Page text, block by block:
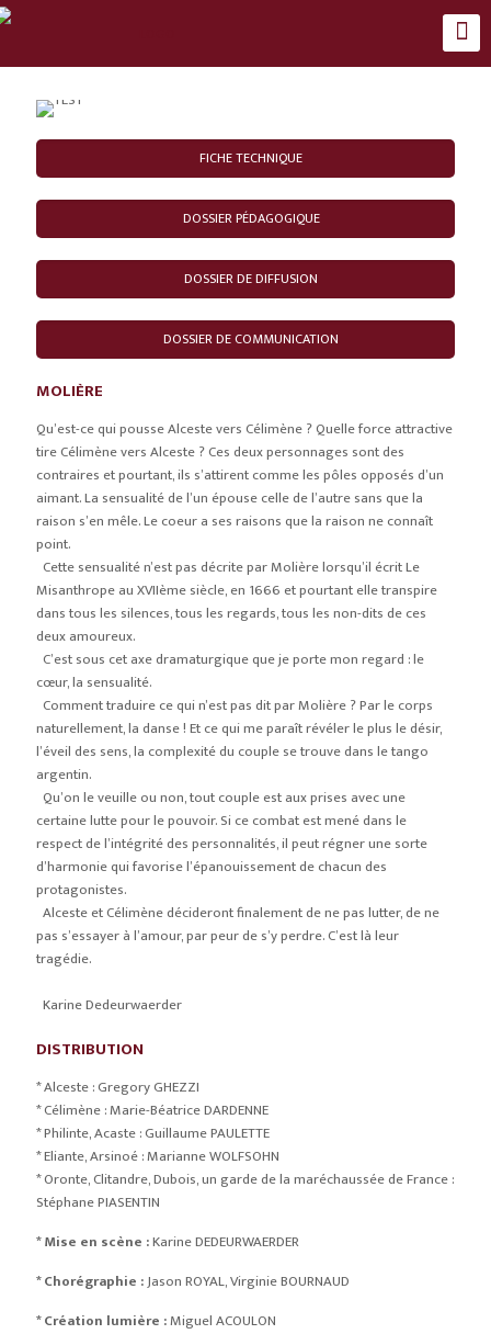
FICHE TECHNIQUE
DOSSIER PÉDAGOGIQUE
DOSSIER DE DIFFUSION
DOSSIER DE COMMUNICATION
MOLIÈRE
Qu’est-ce qui pousse Alceste vers Célimène ? Quelle force attractive
tire Célimène vers Alceste ? Ces deux personnages sont des
contraires et pourtant, ils s’attirent comme les pôles opposés d’un
aimant. La sensualité de l’un épouse celle de l’autre sans que la
raison s’en mêle. Le coeur a ses raisons que la raison ne connaît
point.
Cette sensualité n’est pas décrite par Molière lorsqu’il écrit Le
Misanthrope au XVIIème siècle, en 1666 et pourtant elle transpire
dans tous les silences, tous les regards, tous les non-dits de ces
deux amoureux.
C’est sous cet axe dramaturgique que je porte mon regard : le
cœur, la sensualité.
Comment traduire ce qui n’est pas dit par Molière ? Par le corps
naturellement, la danse ! Et ce qui me paraît révéler le plus le désir,
l’éveil des sens, la complexité du couple se trouve dans le tango
argentin.
Qu’on le veuille ou non, tout couple est aux prises avec une
certaine lutte pour le pouvoir. Si ce combat est mené dans le
respect de l’intégrité des personnalités, il peut régner une sorte
d’harmonie qui favorise l’épanouissement de chacun des
protagonistes.
Alceste et Célimène décideront finalement de ne pas lutter, de ne
pas s’essayer à l’amour, par peur de s’y perdre. C’est là leur
tragédie.
Karine Dedeurwaerder
DISTRIBUTION
* Alceste : Gregory GHEZZI
* Célimène : Marie-Béatrice DARDENNE
* Philinte, Acaste : Guillaume PAULETTE
* Eliante, Arsinoé : Marianne WOLFSOHN
* Oronte, Clitandre, Dubois, un garde de la maréchaussée de France :
Stéphane PIASENTIN
* Mise en scène :Karine DEDEURWAERDER
* Chorégraphie :Jason ROYAL, Virginie BOURNAUD
* Création lumière :Miguel ACOULON